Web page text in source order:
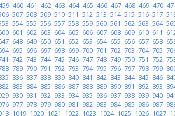
460 461 462 463 464 465 466 467 468 469 470
507 508 509 510 511 512 513 514 515 516 517
554 555 556 557 558 559 560 561 562 563 564
601 602 603 604 605 606 607 608 609 610 611
648 649 650 651 652 653 654 655 656 657 658
695 696 697 698 699 700 701 702 703 704 705
742 743 744 745 746 747 748 749 750 751 752
789 790 791 792 793 794 795 796 797 798 799
836 837 838 839 840 841 842 843 844 845 846
883 884 885 886 887 888 889 890 891 892 893
930 931 932 933 934 935 936 937 938 939 940
977 978 979 980 981 982 983 984 985 986 987
1019 1020 1021 1022 1023 1024 1025 1026 1027